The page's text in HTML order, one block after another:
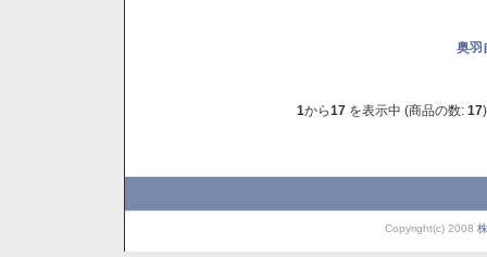
奥
1から17 を表示中 (商品の数: 17)
Copyright(c) 2008